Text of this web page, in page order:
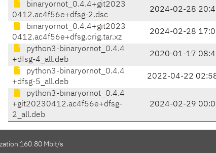
binaryornot_0.4.4+git2023
0412.ac4f56e+dfsg-2.dsc
2024-02-28
binaryornot_0.4.4+git2023
0412.ac4f56e+dfsg.orig.tar.xz
2024-02-28
python3-binaryornot_0.4.4
+dfsg-4_all.deb
2020-01-17
python3-binaryornot_0.4.4
+dfsg-5_all.deb
2022-04-22 02:58
python3-binaryornot_0.4.4
+git20230412.ac4f56e+dfsg-
2_all.deb
2024-02-29
160.80 Mbit/s